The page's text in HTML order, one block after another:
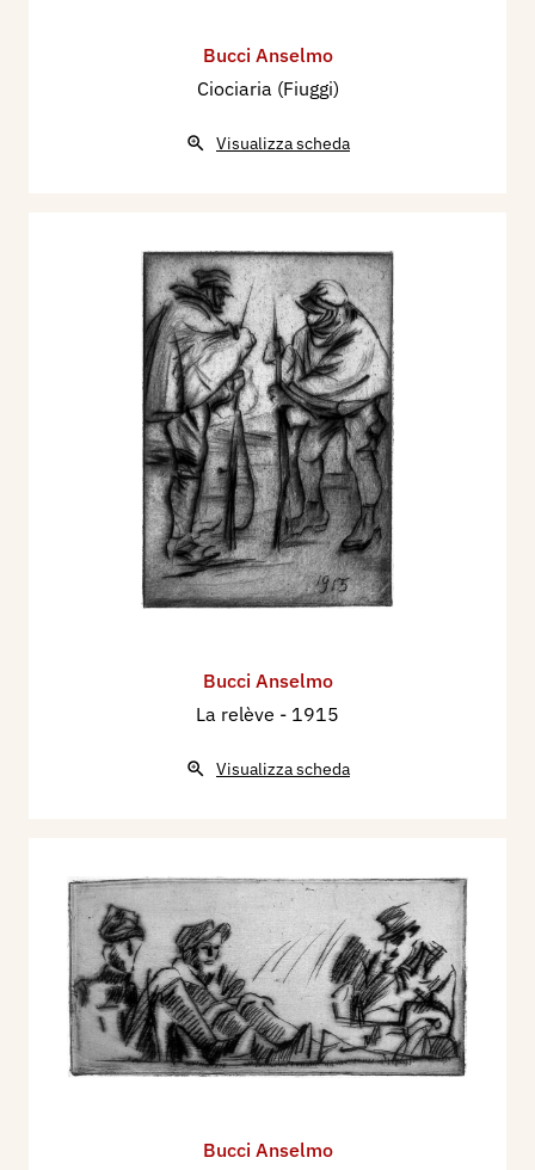
Bucci Anselmo
Ciociaria (Fiuggi)
Visualizza scheda
Bucci Anselmo
La relève - 1915
Visualizza scheda
Bucci Anselmo